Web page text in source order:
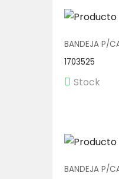
BANDEJA P/
1703525
Stock
BANDEJA P/